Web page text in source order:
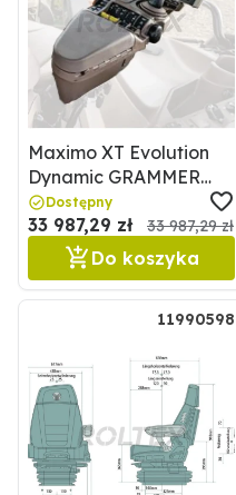
Maximo XT Evolution
Dynamic GRAMMER
2401388488JD6R
Dostępny
33 987,29 zł 33 987,29 zł
Do koszyka
11990598